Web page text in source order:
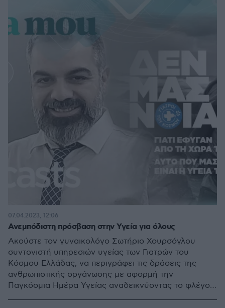
Ανεμπόδιστη πρόσβαση στην Υγεία για όλους
Ακούστε τον γυναικολόγο Σωτήριο Χουρσόγλου
συντονιστή υπηρεσιών υγείας των Γιατρών του
Κόσμου Ελλάδας, να περιγράφει τις δράσεις της
ανθρωπιστικής οργάνωσης με αφορμή την
Παγκόσμια Ημέρα Υγείας αναδεικνύοντας το φλέγον
07.04.2023, 12:06